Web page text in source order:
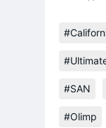
#SAN
#Olimp